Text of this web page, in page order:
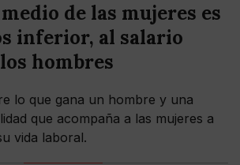
de las mujeres es
inferior, al salario
hombres
lo que gana un hombre y una
que acompaña a las mujeres a
vida laboral.